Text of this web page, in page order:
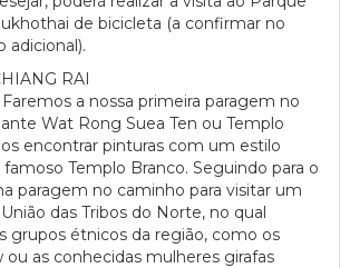
de bicicleta (a confirmar no
adicional).
RAI
a nossa primeira paragem no
Wat Rong Suea Ten ou Templo
encontrar pinturas com um estilo
Templo Branco. Seguindo para o
paragem no caminho para visitar um
das Tribos do Norte, no qual
grupos étnicos da região, como os
ou as conhecidas mulheres girafas